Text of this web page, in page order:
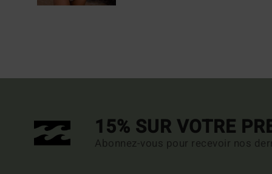
15% SUR VOTRE
Abonnez-vous pour recevoir nos